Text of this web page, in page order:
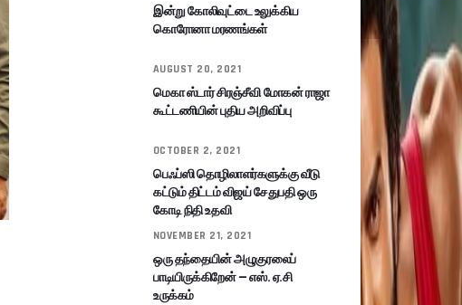
இன்று கோலிவுட்டை உலுக்கிய
கொரோனா மரணங்கள்
AUGUST 20, 2021
மெகா ஸ்டார் சிரஞ்சீவி மோகன் ராஜா
கூட்டணியின் புதிய அறிவிப்பு
OCTOBER 2, 2021
பெஃப்ஸி தொழிலாளர்களுக்கு வீடு
கட்டும் திட்டம் விஜய் சேதுபதி ஒரு
கோடி நிதி உதவி
NOVEMBER 21, 2021
ஒரு தந்தையின் அழுகுரலைப்
பாடியிருக்கிறேன் – எஸ். ஏ.சி
உருக்கம்